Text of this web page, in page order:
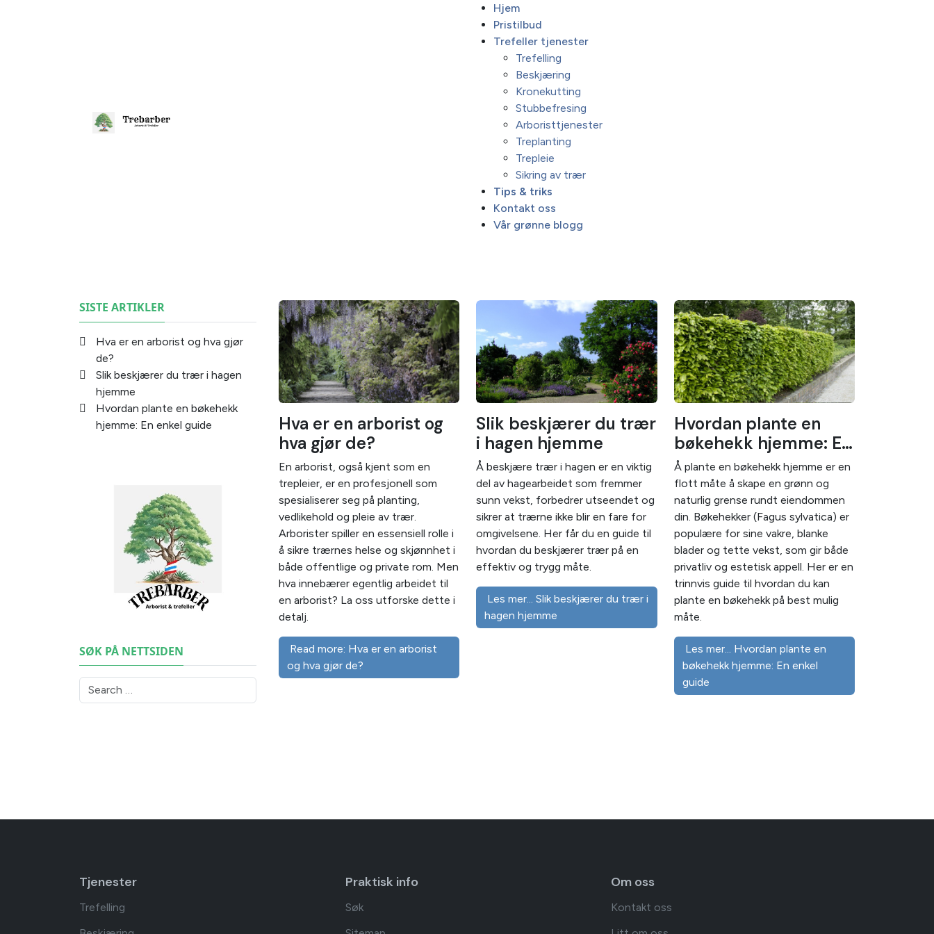
Hjem
Pristilbud
Trefeller tjenester
Trefelling
Beskjæring
Kronekutting
Stubbefresing
Arboristtjenester
Treplanting
Trepleie
Sikring av trær
Tips & triks
Kontakt oss
Vår grønne blogg
Hva er en arborist og
hva gjør de?
En arborist, også kjent som en
trepleier, er en profesjonell som
spesialiserer seg på planting,
vedlikehold og pleie av trær.
Arborister spiller en essensiell rolle i
å sikre trærnes helse og skjønnhet i
både offentlige og private rom. Men
hva innebærer egentlig arbeidet til
en arborist? La oss utforske dette i
detalj.
Read more: Hva er en arborist
og hva gjør de?
Slik beskjærer du trær
i hagen hjemme
Å beskjære trær i hagen er en viktig
del av hagearbeidet som fremmer
sunn vekst, forbedrer utseendet og
sikrer at trærne ikke blir en fare for
omgivelsene. Her får du en guide til
hvordan du beskjærer trær på en
effektiv og trygg måte.
Les mer... Slik beskjærer du trær i
hagen hjemme
Hvordan plante en
bøkehekk hjemme: En
enkel guide
Å plante en bøkehekk hjemme er en
flott måte å skape en grønn og
naturlig grense rundt eiendommen
din. Bøkehekker (Fagus sylvatica) er
populære for sine vakre, blanke
blader og tette vekst, som gir både
privatliv og estetisk appell. Her er en
trinnvis guide til hvordan du kan
plante en bøkehekk på best mulig
måte.
Les mer... Hvordan plante en
bøkehekk hjemme: En enkel
guide
SISTE ARTIKLER
Hva er en arborist og hva gjør
de?
Slik beskjærer du trær i hagen
hjemme
Hvordan plante en bøkehekk
hjemme: En enkel guide
SØK PÅ NETTSIDEN
Search
Tjenester
Trefelling
Praktisk info
Søk
Om oss
Kontakt oss